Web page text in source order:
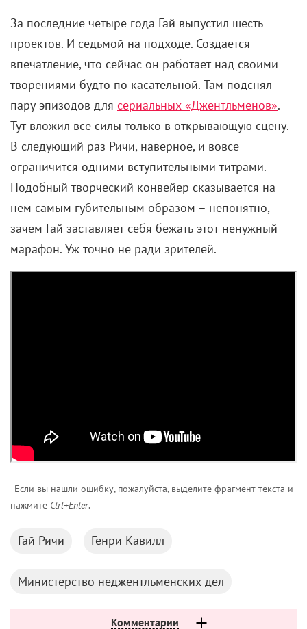
За последние четыре года Гай выпустил шесть
проектов. И седьмой на подходе. Создается
впечатление, что сейчас он работает над своими
творениями будто по касательной. Там подснял
пару эпизодов для сериальных «Джентльменов».
Тут вложил все силы только в открывающую сцену.
В следующий раз Ричи, наверное, и вовсе
ограничится одними вступительными титрами.
Подобный творческий конвейер сказывается на
нем самым губительным образом – непонятно,
зачем Гай заставляет себя бежать этот ненужный
марафон. Уж точно не ради зрителей.
Если вы нашли ошибку, пожалуйста, выделите фрагмент текста и
нажмите Ctrl+Enter.
Гай Ричи Генри Кавилл
Министерство неджентльменских дел
Комментарии